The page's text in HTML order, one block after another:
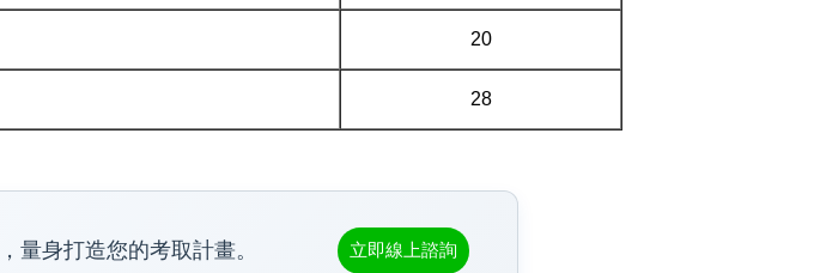
20
28
，量身打造您的考取計畫。 立即線上諮詢